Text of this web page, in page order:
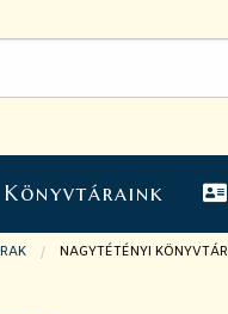
Könyvtáraink
JELENLEGI OLDAL:
NAGYTÉTÉNYI KÖNYVTÁR